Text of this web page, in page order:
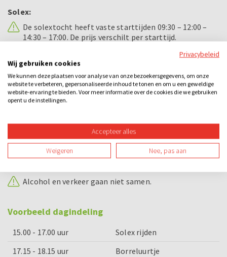
Solex:
De solextocht heeft vaste starttijden 09:30 – 12:00 –
14:30 – 17:00. De prijs verschilt per starttijd.
Om een solex te besturen dient u in het bezit te zijn
van een geldig bromfietsrijbewijs of geldig Nederlands
rijbewijs. Dit dient u op ons verzoek ook aan te kunnen
tonen voordat u aan de rit begint. Wellicht ten
overvloede, maar een ingetrokken of verlopen rijbewijs
wordt door ons niet gezien als een geldig rijbewijs.
Op elke solex hebben wij een WA- verzekering en een
schade opzittende verzekering afgesloten.
Borg per gezelschap is € 250,- deze dient u in
Alcohol en verkeer gaan niet samen.
Voorbeeld dagindeling
15.00 - 17.00 uur
Solex rijden
17.15 - 18.15 uur
Borreluurtje
Privacybeleid
Wij gebruiken cookies
We kunnen deze plaatsen voor analyse van onze bezoekersgegevens, om onze
website te verbeteren, gepersonaliseerde inhoud te tonen en om u een geweldige
website-ervaring te bieden. Voor meer informatie over de cookies die we gebruiken
opent u de instellingen.
Accepteer alles
Weigeren Nee, pas aan